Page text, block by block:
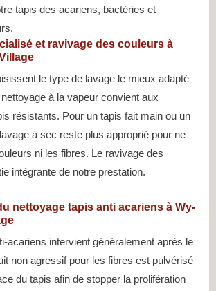
tapis des acariens, bactéries et
et ravivage des couleurs à
le type de lavage le mieux adapté
à la vapeur convient aux
résistants. Pour un tapis fait main ou un
à sec reste plus approprié pour ne
ni les fibres. Le ravivage des
intégrante de notre prestation.
nettoyage tapis anti acariens à Wy-
acariens intervient généralement après le
non agressif pour les fibres est pulvérisé
du tapis afin de stopper la prolifération